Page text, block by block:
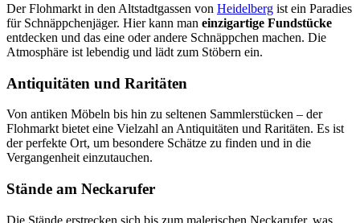
Der Flohmarkt in den Altstadtgassen von Heidelberg ist ein Paradies
für Schnäppchenjäger. Hier kann man einzigartige Fundstücke
entdecken und das eine oder andere Schnäppchen machen. Die
Atmosphäre ist lebendig und lädt zum Stöbern ein.
Antiquitäten und Raritäten
Von antiken Möbeln bis hin zu seltenen Sammlerstücken – der
Flohmarkt bietet eine Vielzahl an Antiquitäten und Raritäten. Es ist
der perfekte Ort, um besondere Schätze zu finden und in die
Vergangenheit einzutauchen.
Stände am Neckarufer
Die Stände erstrecken sich bis zum malerischen Neckarufer, was